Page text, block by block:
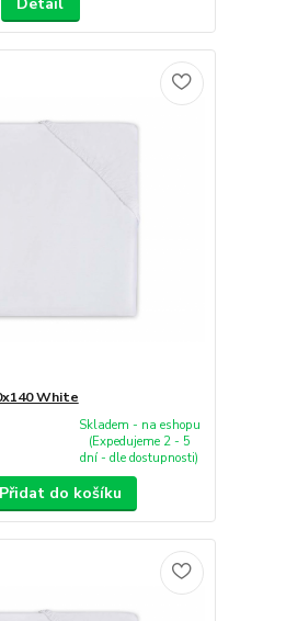
White
Skladem - na eshopu
(Expedujeme 2 - 5
dní - dle dostupnosti)
Přidat do košíku